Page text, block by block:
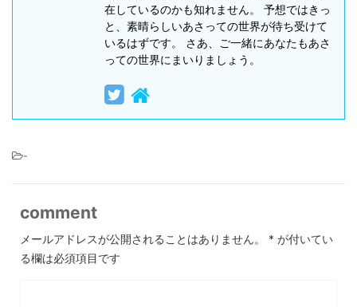
在しているのかも知れません。 予想ではきっ
と、素晴らしいあさっての世界が待ち受けて
いるはずです。 さあ、ご一緒にあなたもあさ
っての世界にまいりましょう。
-
comment
メールアドレスが公開されることはありません。 * が付いてい
る欄は必須項目です